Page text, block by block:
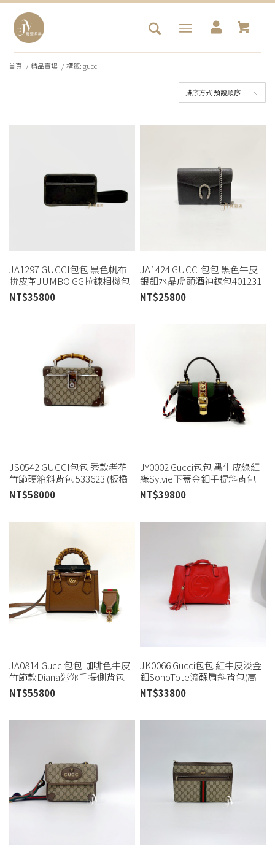
首頁 / 精品賣場 / 標籤: gucci
排序方式預設順序
JA1297 GUCCI包包 黑色帆布
拚皮革JUMBO GG拉鍊相機包
696075 (桃園店)
NT$35800
JA1424 GUCCI包包 黑色牛皮
銀釦水晶虎頭酒神鍊包401231
(桃園店)
NT$25800
JS0542 GUCCI包包 秀款老花
竹節硬箱斜背包 533623 (板橋
店)
NT$58000
JY0002 Gucci包包 黑牛皮綠紅
綠Sylvie下蓋金釦手提斜背包
Mini(板橋店)
NT$39800
JA0814 Gucci包包 咖啡色牛皮
竹節款Diana迷你手提側背包
702732(桃園店)
NT$55800
JK0066 Gucci包包 紅牛皮淡金
釦SohoTote流蘇肩斜背包(高
雄店)
NT$33800